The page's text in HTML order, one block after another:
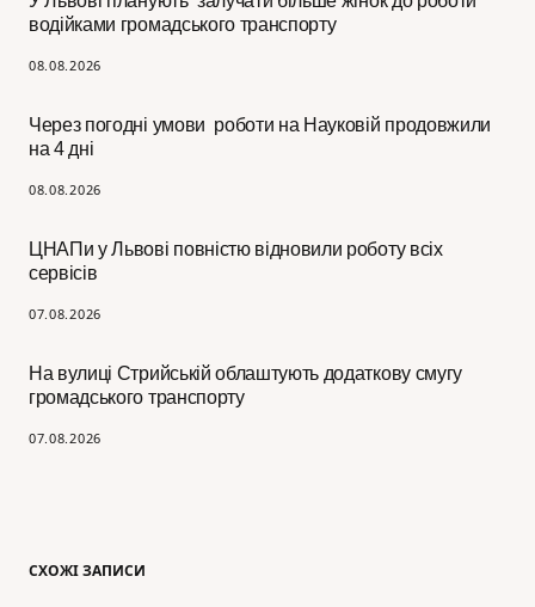
водійками громадського транспорту
08.08.2026
Через погодні умови роботи на Науковій продовжили
на 4 дні
08.08.2026
ЦНАПи у Львові повністю відновили роботу всіх
сервісів
07.08.2026
На вулиці Стрийській облаштують додаткову смугу
громадського транспорту
07.08.2026
СХОЖІ ЗАПИСИ